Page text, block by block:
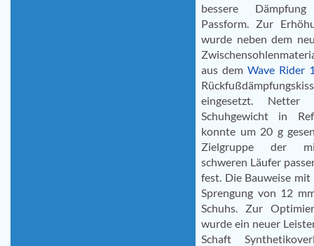
bessere
Passform. Zur
wurde neben dem
aus dem Wave Rider
eingesetzt. Netter
Schuhgewicht in
konnte um 20 g
Zielgruppe der
schweren Läufer
fest. Die Bauweise
Sprengung von 12
Schuhs. Zur
wurde ein neuer
Schaft